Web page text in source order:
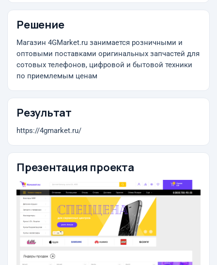
Решение
Магазин 4GMarket.ru занимается розничными и
оптовыми поставками оригинальных запчастей для
сотовых телефонов, цифровой и бытовой техники
по приемлемым ценам
Результат
https://4gmarket.ru/
Презентация проекта